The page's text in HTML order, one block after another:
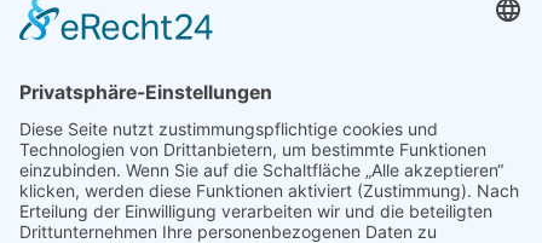
© 2022 - 2026 Dr. Christina Baum. Alle Rechte vorbehalten.